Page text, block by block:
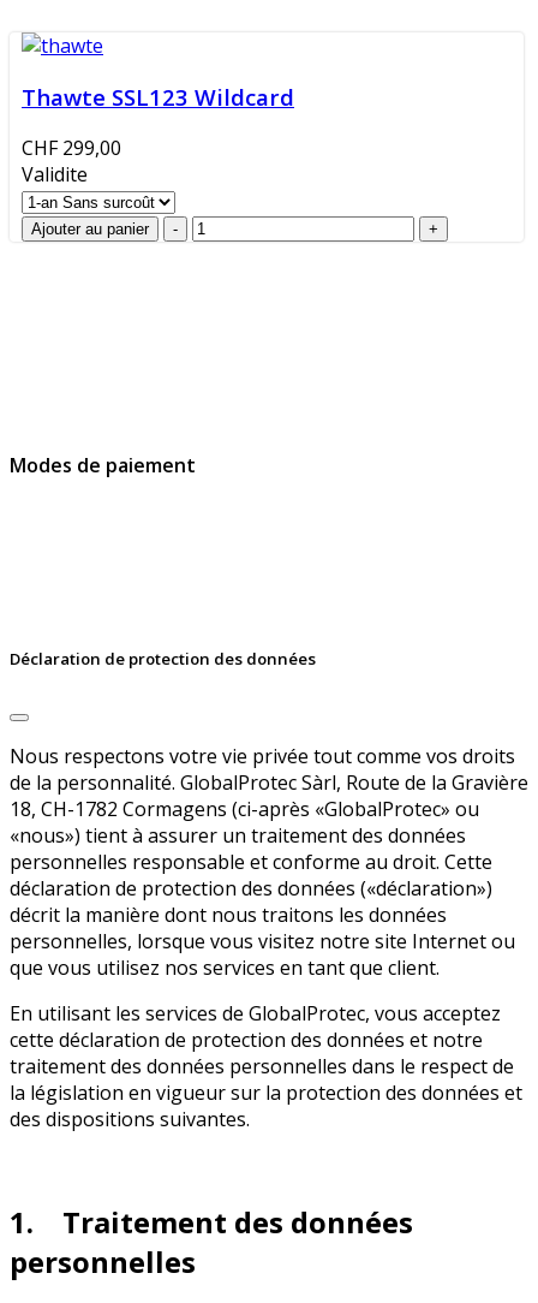
Thawte SSL123 Wildcard
CHF 299,00
Validite
Modes de paiement
Déclaration de protection des données
Nous respectons votre vie privée tout comme vos droits
de la personnalité. GlobalProtec Sàrl, Route de la Gravière
18, CH-1782 Cormagens (ci-après «GlobalProtec» ou
«nous») tient à assurer un traitement des données
personnelles responsable et conforme au droit. Cette
déclaration de protection des données («déclaration»)
décrit la manière dont nous traitons les données
personnelles, lorsque vous visitez notre site Internet ou
que vous utilisez nos services en tant que client.
En utilisant les services de GlobalProtec, vous acceptez
cette déclaration de protection des données et notre
traitement des données personnelles dans le respect de
la législation en vigueur sur la protection des données et
des dispositions suivantes.
1. Traitement des données
personnelles